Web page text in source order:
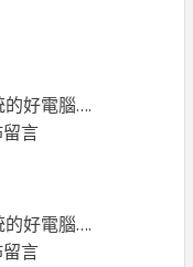
的好電腦….
言
的好電腦….
言